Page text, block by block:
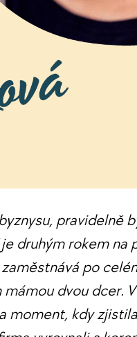
pravidelně
druhým rokem
po
dvou dcer.
moment, kdy